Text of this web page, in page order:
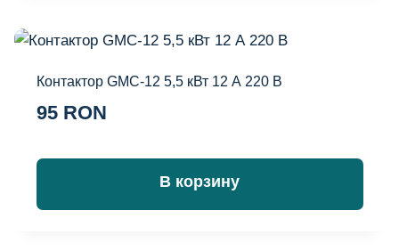
Контактор GMC-12 5,5 кВт 12 А 220 В
95 RON
В корзину